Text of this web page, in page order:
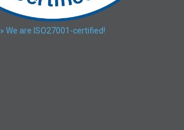
» We are ISO27001-certified!